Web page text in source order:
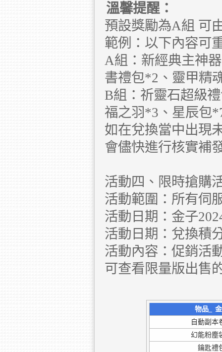
溫馨提醒：
預設獎勵為A組 可
範例：以下內容可
A組：新經典主神
書禮包*2、靈甲精
B組：祈靈石超級
福之羽*3、星辰包
如在兌換當中出現
會儘快進行核實補
活動四、限時搶購
活動範圍：所有伺
活動日期：金子
活動日期：兌換積
活動內容：促銷活
可查看限量版出售
物品_
自動副本
幻能粉塵
鑰匙禮